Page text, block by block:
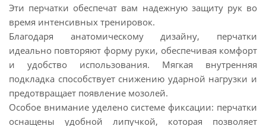
Эти перчатки обеспечат вам надежную защиту рук во
время интенсивных тренировок.
Благодаря анатомическому дизайну, перчатки
идеально повторяют форму руки, обеспечивая комфорт
и удобство использования. Мягкая внутренняя
подкладка способствует снижению ударной нагрузки и
предотвращает появление мозолей.
Особое внимание уделено системе фиксации: перчатки
оснащены удобной липучкой, которая позволяет